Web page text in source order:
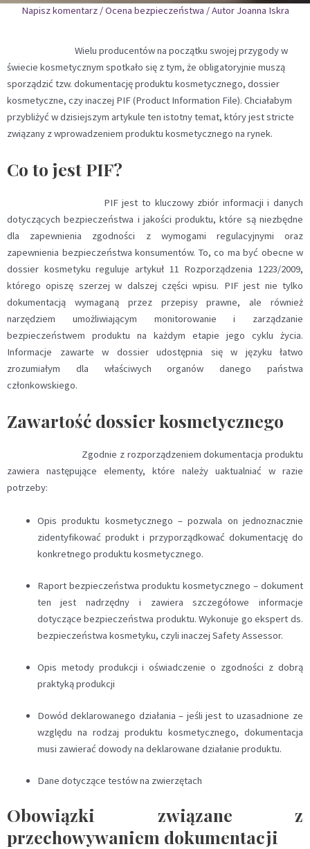
Napisz komentarz /Ocena bezpieczeństwa / Autor Joanna Iskra
Wielu producentów na początku swojej przygody w
świecie kosmetycznym spotkało się z tym, że obligatoryjnie muszą
sporządzić tzw. dokumentację produktu kosmetycznego, dossier
kosmetyczne, czy inaczej PIF (Product Information File). Chciałabym
przybliżyć w dzisiejszym artykule ten istotny temat, który jest stricte
związany z wprowadzeniem produktu kosmetycznego na rynek.
Co to jest PIF?
PIF jest to kluczowy zbiór informacji i danych
dotyczących bezpieczeństwa i jakości produktu, które są niezbędne
dla zapewnienia zgodności z wymogami regulacyjnymi oraz
zapewnienia bezpieczeństwa konsumentów. To, co ma być obecne w
dossier kosmetyku reguluje artykuł 11 Rozporządzenia 1223/2009,
którego opiszę szerzej w dalszej części wpisu. PIF jest nie tylko
dokumentacją wymaganą przez przepisy prawne, ale również
narzędziem umożliwiającym monitorowanie i zarządzanie
bezpieczeństwem produktu na każdym etapie jego cyklu życia.
Informacje zawarte w dossier udostępnia się w języku łatwo
zrozumiałym dla właściwych organów danego państwa
członkowskiego.
Zawartość dossier kosmetycznego
Zgodnie z rozporządzeniem dokumentacja produktu
zawiera następujące elementy, które należy uaktualniać w razie
potrzeby:
Opis produktu kosmetycznego – pozwala on jednoznacznie
zidentyfikować produkt i przyporządkować dokumentację do
konkretnego produktu kosmetycznego.
Raport bezpieczeństwa produktu kosmetycznego – dokument
ten jest nadrzędny i zawiera szczegółowe informacje
dotyczące bezpieczeństwa produktu. Wykonuje go ekspert ds.
bezpieczeństwa kosmetyku, czyli inaczej Safety Assessor.
Opis metody produkcji i oświadczenie o zgodności z dobrą
praktyką produkcji
Dowód deklarowanego działania – jeśli jest to uzasadnione ze
względu na rodzaj produktu kosmetycznego, dokumentacja
musi zawierać dowody na deklarowane działanie produktu.
Dane dotyczące testów na zwierzętach
Obowiązki związane z
przechowywaniem dokumentacji